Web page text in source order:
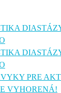
PRE
VYHORENÁ!